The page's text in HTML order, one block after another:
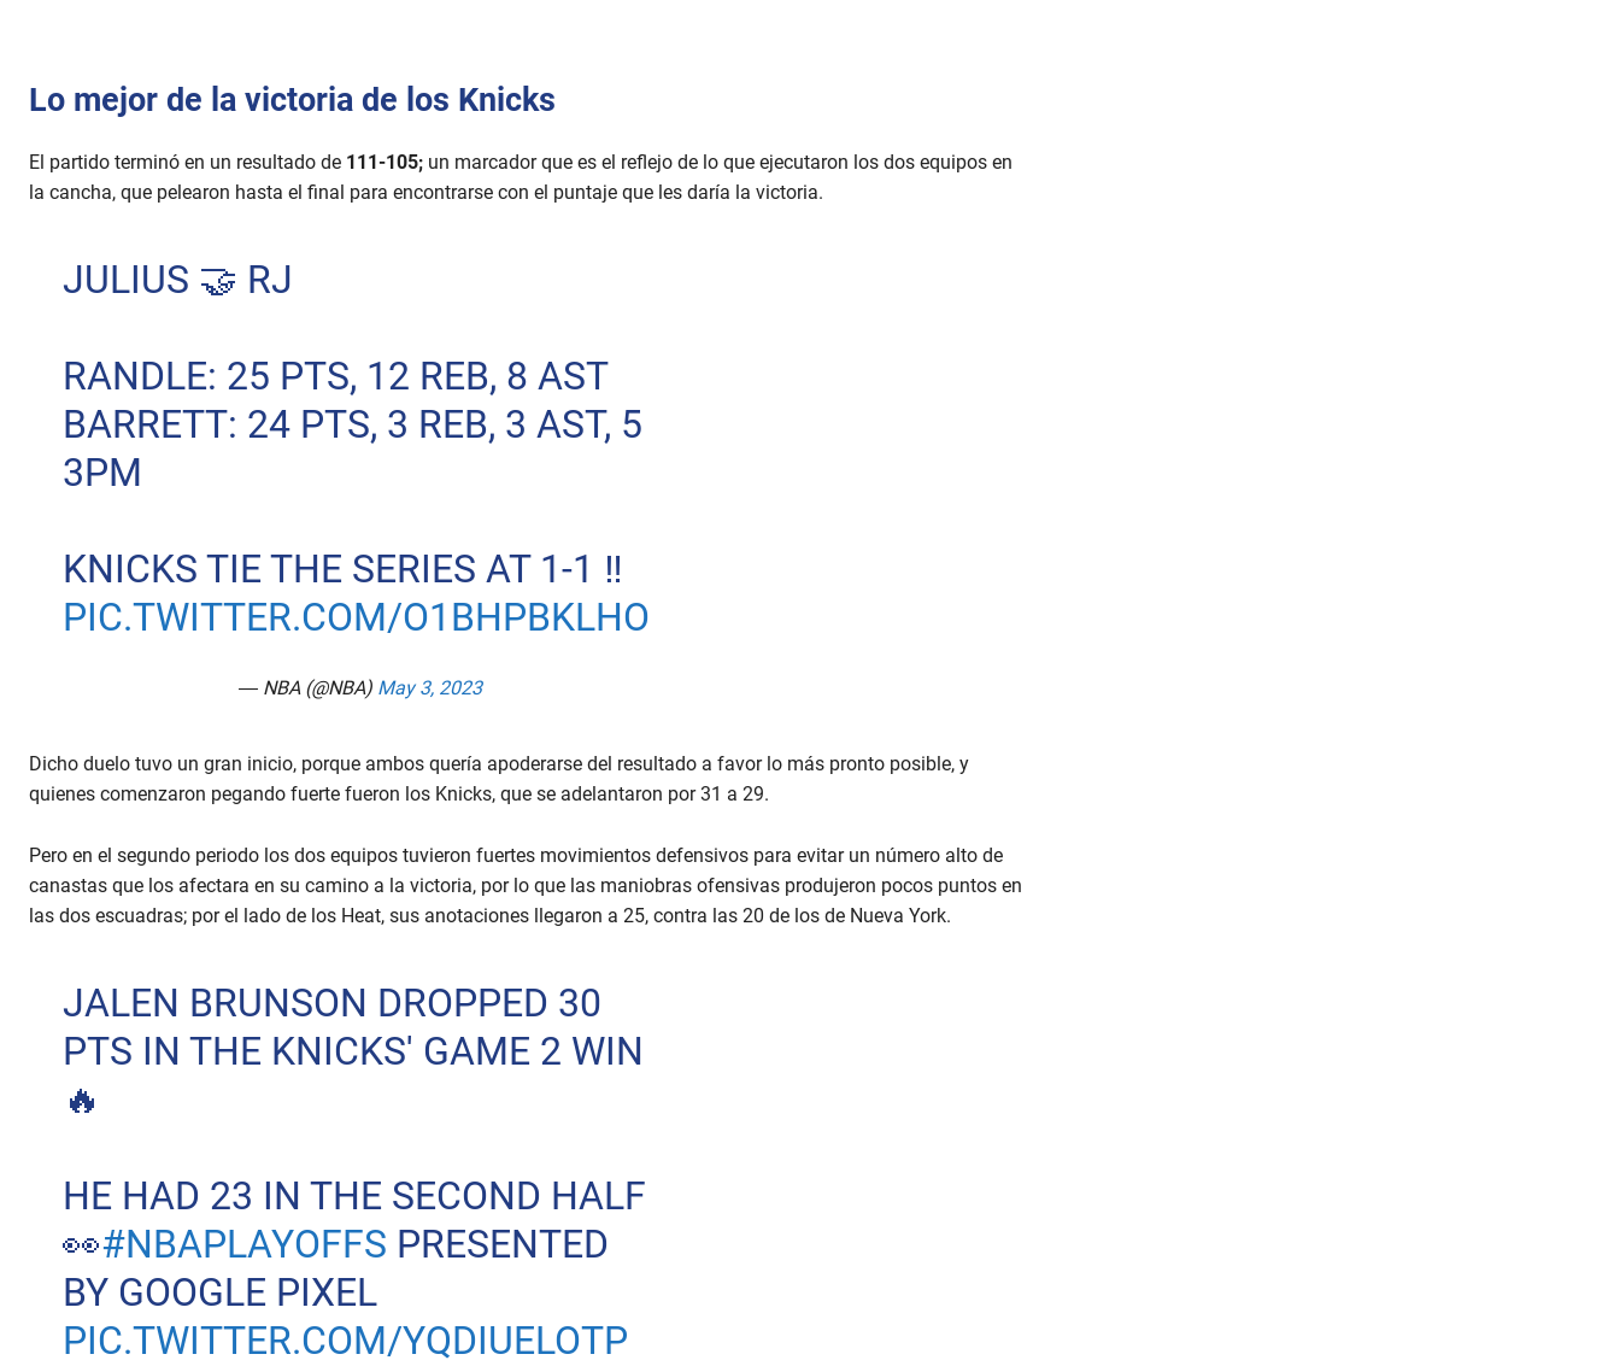
Lo mejor de la victoria de los Knicks
El partido terminó en un resultado de 111-105; un marcador que es el reflejo de lo que ejecutaron los dos equipos en
la cancha, que pelearon hasta el final para encontrarse con el puntaje que les daría la victoria.
JULIUS 🤝 RJ
RANDLE: 25 PTS, 12 REB, 8 AST
BARRETT: 24 PTS, 3 REB, 3 AST, 5
3PM
KNICKS TIE THE SERIES AT 1-1 ‼️
PIC.TWITTER.COM/O1BHPBKLHO
— NBA (@NBA) May 3, 2023
Dicho duelo tuvo un gran inicio, porque ambos quería apoderarse del resultado a favor lo más pronto posible, y
quienes comenzaron pegando fuerte fueron los Knicks, que se adelantaron por 31 a 29.
Pero en el segundo periodo los dos equipos tuvieron fuertes movimientos defensivos para evitar un número alto de
canastas que los afectara en su camino a la victoria, por lo que las maniobras ofensivas produjeron pocos puntos en
las dos escuadras; por el lado de los Heat, sus anotaciones llegaron a 25, contra las 20 de los de Nueva York.
JALEN BRUNSON DROPPED 30
PTS IN THE KNICKS' GAME 2 WIN
🔥
HE HAD 23 IN THE SECOND HALF
👀#NBAPLAYOFFS PRESENTED
BY GOOGLE PIXEL
PIC.TWITTER.COM/YQDIUELOTP